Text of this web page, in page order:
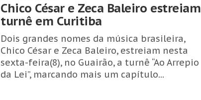
Chico César e Zeca Baleiro estreiam
turnê em Curitiba
Dois grandes nomes da música brasileira,
Chico César e Zeca Baleiro, estreiam nesta
sexta-feira(8), no Guairão, a turnê “Ao Arrepio
da Lei”, marcando mais um capítulo...